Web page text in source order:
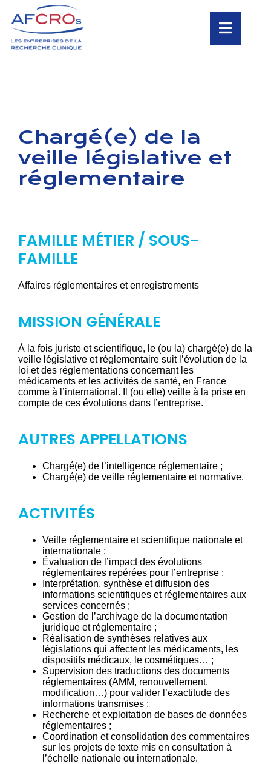
Chargé(e) de la
veille législative et
réglementaire
FAMILLE MÉTIER / SOUS-
FAMILLE
Affaires réglementaires et enregistrements
MISSION GÉNÉRALE
À la fois juriste et scientifique, le (ou la) chargé(e) de la
veille législative et réglementaire suit l’évolution de la
loi et des réglementations concernant les
médicaments et les activités de santé, en France
comme à l’international. Il (ou elle) veille à la prise en
compte de ces évolutions dans l’entreprise.
AUTRES APPELLATIONS
Chargé(e) de l’intelligence réglementaire ;
Chargé(e) de veille réglementaire et normative.
ACTIVITÉS
Veille réglementaire et scientifique nationale et
internationale ;
Évaluation de l’impact des évolutions
réglementaires repérées pour l’entreprise ;
Interprétation, synthèse et diffusion des
informations scientifiques et réglementaires aux
services concernés ;
Gestion de l’archivage de la documentation
juridique et réglementaire ;
Réalisation de synthèses relatives aux
législations qui affectent les médicaments, les
dispositifs médicaux, le cosmétiques… ;
Supervision des traductions des documents
réglementaires (AMM, renouvellement,
modification…) pour valider l’exactitude des
informations transmises ;
Recherche et exploitation de bases de données
réglementaires ;
Coordination et consolidation des commentaires
sur les projets de texte mis en consultation à
l’échelle nationale ou internationale.